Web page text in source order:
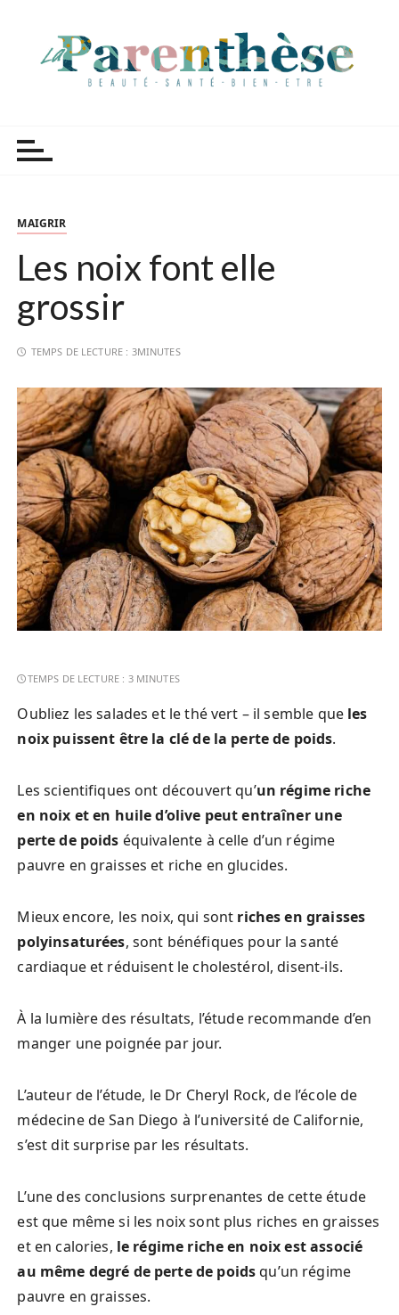
MAIGRIR
Les noix font elle
grossir
TEMPS DE LECTURE : 3MINUTES
Oubliez les salades et le thé vert – il semble que les
noix puissent être la clé de la perte de poids.
Les scientifiques ont découvert qu’un régime riche
en noix et en huile d’olive peut entraîner une
perte de poids équivalente à celle d’un régime
pauvre en graisses et riche en glucides.
Mieux encore, les noix, qui sont riches en graisses
polyinsaturées, sont bénéfiques pour la santé
cardiaque et réduisent le cholestérol, disent-ils.
À la lumière des résultats, l’étude recommande d’en
manger une poignée par jour.
L’auteur de l’étude, le Dr Cheryl Rock, de l’école de
médecine de San Diego à l’université de Californie,
s’est dit surprise par les résultats.
L’une des conclusions surprenantes de cette étude
est que même si les noix sont plus riches en graisses
et en calories, le régime riche en noix est associé
au même degré de perte de poidsqu’un régime
pauvre en graisses.